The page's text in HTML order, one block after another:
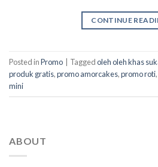
CONTINUE
Posted inPromo Taggedoleh oleh khas
produk gratis,promo amorcakes,promo roti,
mini
ABOUT